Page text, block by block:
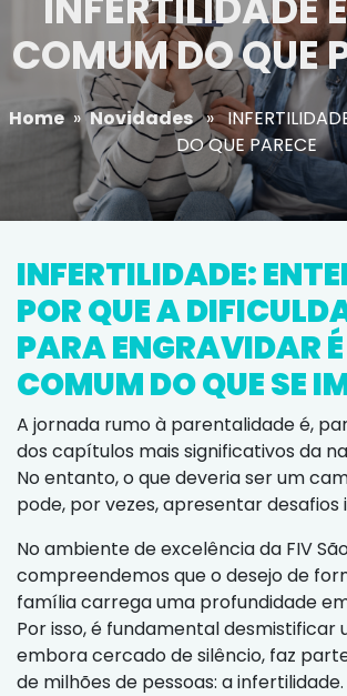
COMUM DO QUE
Home»Novidades»
DO QUE PARECE
INFERTILIDADE:
POR QUE A
PARA ENGRAVIDAR
COMUM DO QUE SE
A jornada rumo à parentalidade é,
dos capítulos mais significativos da
No entanto, o que deveria ser um
pode, por vezes, apresentar desafios
No ambiente de excelência da FIV
compreendemos que o desejo de
família carrega uma profundidade
Por isso, é fundamental desmistificar
embora cercado de silêncio, faz
de milhões de pessoas: a infertilidade.